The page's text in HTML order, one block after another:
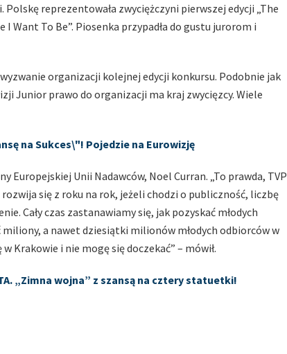
Polskę reprezentowała zwyciężczyni pierwszej edycji „The
Want To Be”. Piosenka przypadła do gustu jurorom i
organizacji kolejnej edycji konkursu. Podobnie jak
Junior prawo do organizacji ma kraj zwycięzcy. Wiele
na Sukces\"! Pojedzie na Eurowizję
Unii Nadawców, Noel Curran. „To prawda, TVP
się z roku na rok, jeżeli chodzi o publiczność, liczbę
Cały czas zastanawiamy się, jak pozyskać młodych
a nawet dziesiątki milionów młodych odbiorców w
Krakowie i nie mogę się doczekać” – mówił.
„Zimna wojna” z szansą na cztery statuetki!